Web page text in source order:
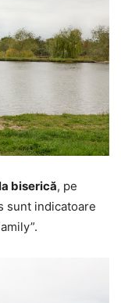
biserică, pe
sunt indicatoare